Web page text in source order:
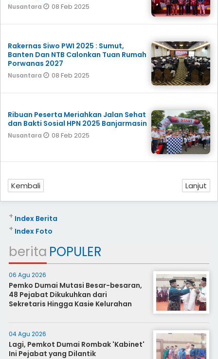
Nusantara 08 Feb 2025
Rakernas Siwo PWI 2025 : Sumut,
Banten Dan NTB Calonkan Tuan Rumah
Porwanas 2027
Nusantara 08 Feb 2025
Ribuan Peserta Meriahkan Jalan Sehat
dan Bakti Sosial HPN 2025 Banjarmasin
Nusantara 08 Feb 2025
Kembali Lanjut
Index Berita
+
Index Foto
+
berita POPULER
06 Agu 2026
Pemko Dumai Mutasi Besar-besaran,
48 Pejabat Dikukuhkan dari
Sekretaris Hingga Kasie Kelurahan
04 Agu 2026
Lagi, Pemkot Dumai Rombak 'Kabinet'
Ini Pejabat yang Dilantik